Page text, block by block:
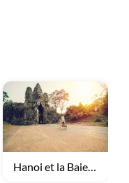
Voyage
Hanoi et la Baie d'Halong